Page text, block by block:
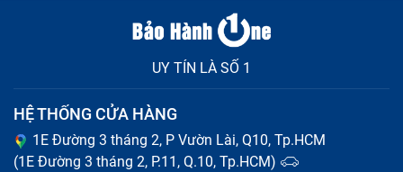
nhanh chóng và chuẩn xác.
UY TÍN LÀ SỐ 1
HỆ THỐNG CỬA HÀNG
1E Đường 3 tháng 2, P Vườn Lài, Q10, Tp.HCM
(1E Đường 3 tháng 2, P.11, Q.10, Tp.HCM)